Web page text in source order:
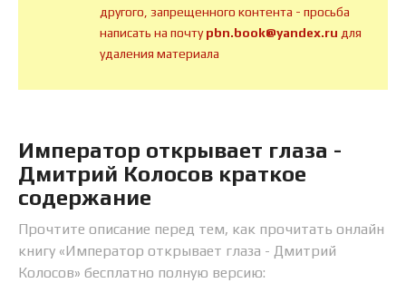
другого, запрещенного контента - просьба
написать на почтуpbn.book@yandex.ru для
удаления материала
Император открывает глаза -
Дмитрий Колосов краткое
содержание
Прочтите описание перед тем, как прочитать онлайн
книгу «Император открывает глаза - Дмитрий
Колосов» бесплатно полную версию: